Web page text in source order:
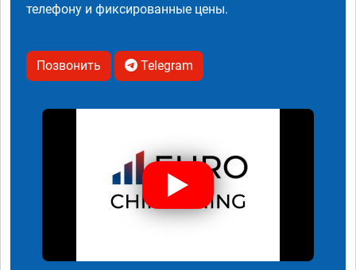
телефону и фиксированные цены.
Позвонить Telegram